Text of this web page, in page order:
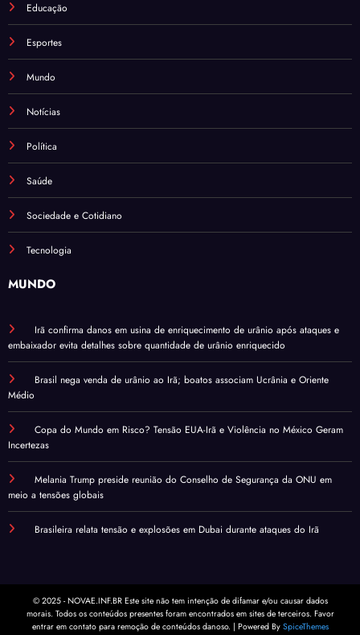
Educação
Esportes
Mundo
Notícias
Política
Saúde
Sociedade e Cotidiano
Tecnologia
MUNDO
Irã confirma danos em usina de enriquecimento de urânio após ataques e
embaixador evita detalhes sobre quantidade de urânio enriquecido
Brasil nega venda de urânio ao Irã; boatos associam Ucrânia e Oriente
Médio
Copa do Mundo em Risco? Tensão EUA-Irã e Violência no México Geram
Incertezas
Melania Trump preside reunião do Conselho de Segurança da ONU em
meio a tensões globais
Brasileira relata tensão e explosões em Dubai durante ataques do Irã
© 2025 - NOVAE.INF.BR Este site não tem intenção de difamar e/ou causar dados
morais. Todos os conteúdos presentes foram encontrados em sites de terceiros. Favor
entrar em contato para remoção de conteúdos danoso. | Powered By SpiceThemes